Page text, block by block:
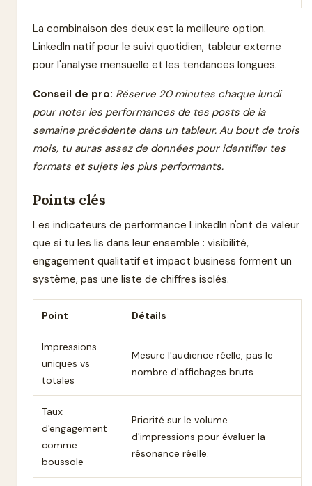
La combinaison des deux est la meilleure option.
LinkedIn natif pour le suivi quotidien, tableur externe
pour l'analyse mensuelle et les tendances longues.
Conseil de pro: Réserve 20 minutes chaque lundi
pour noter les performances de tes posts de la
semaine précédente dans un tableur. Au bout de trois
mois, tu auras assez de données pour identifier tes
formats et sujets les plus performants.
Points clés
Les indicateurs de performance LinkedIn n'ont de valeur
que si tu les lis dans leur ensemble : visibilité,
engagement qualitatif et impact business forment un
système, pas une liste de chiffres isolés.
Point Détails
Impressions
uniques vs
totales
Mesure l'audience réelle, pas le
nombre d'affichages bruts.
Taux
d'engagement
comme
boussole
Priorité sur le volume
d'impressions pour évaluer la
résonance réelle.